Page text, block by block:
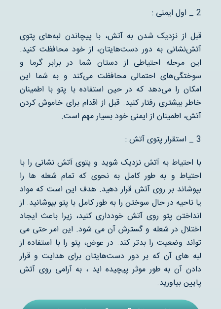
2 _ اول ایمنی :
قبل از نزدیک شدن به آتش، با پیچاندن لبه‌های پتوی
آتش‌نشانی به دور دست‌هایتان، از خود محافظت کنید.
این مرحله احتیاطی از دستان شما در برابر گرما و
سوختگی‌های احتمالی محافظت می‌کند و به شما این
امکان را می‌دهد که در حین استفاده با پتو با اطمینان
خاطر بیشتری رفتار کنید. قبل از اقدام برای خاموش کردن
آتش، اطمینان از ایمنی خود بسیار مهم است.
3 _ استقرار پتوی آتش :
با احتیاط به آتش نزدیک شوید و پتوی آتش نشانی را با
احتیاط و به طور کامل به نحوی که تمام شعله ها را
بپوشاند بر روی آتش قرار دهید. هدف این است که مواد
یا ناحیه در حال سوختن را به طور کامل با پتو بپوشانید. از
انداختن پتو روی آتش خودداری کنید، زیرا باعث ایجاد
اختلال در شعله و گسترش آن می شود. این امر حتی می
تواند وضعیت را بدتر کند. در عوض، پتو را با استفاده از
لبه ‌های آن که بر دور دست‌هایتان برای هدایت و قرار
دادن آن به طور موثر پیچیده اید ، به آرامی روی آتش
پایین بیاورید.